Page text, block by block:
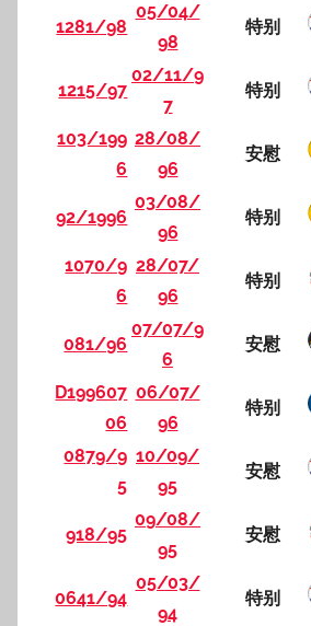
1281/98
05/04/
98
特别
1215/97
02/11/9
7
特别
103/199
6
28/08/
96
安慰
92/1996
03/08/
96
特别
1070/9
6
28/07/
96
特别
081/96
07/07/9
6
安慰
D199607
06
06/07/
96
特别
0879/9
5
10/09/
95
安慰
918/95
09/08/
95
安慰
0641/94
05/03/
94
特别